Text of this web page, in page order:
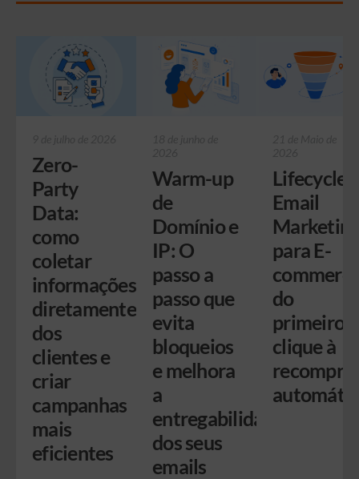
Zero-
Party
Data:
como
coletar
informações
diretamente
dos
clientes e
criar
campanhas
mais
eficientes
Warm-up
de
Domínio e
IP: O
passo a
passo que
evita
bloqueios
e melhora
a
entregabilidade
dos seus
emails
Lifecycle
Email
para E-
do
primeiro
clique à
recompra